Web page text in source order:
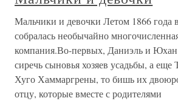
Мальчики и девочки Летом 1866 года
собралась необычайно
компания.Во-первых, Даниэль и
сиречь сыновья хозяев усадьбы, а еще
Хуго Хаммаргрены, то бишь их
отцу, которые вместе с родителями